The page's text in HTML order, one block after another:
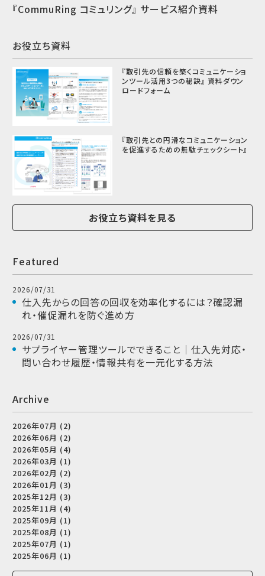
『CommuRing コミュリング』 サービス紹介資料
お役立ち資料
『取引先の信頼を築くコミュニケーショ
ンツール活用3つの秘訣』 資料ダウン
ロードフォーム
『取引先との円滑なコミュニケーション
を促進するための無駄チェックシート』
お役立ち資料を見る
Featured
2026/07/31
仕入先からの回答の回収を効率化するには？確認漏
れ・催促漏れを防ぐ進め方
2026/07/31
サプライヤー管理ツールでできること｜仕入先対応・
問い合わせ履歴・情報共有を一元化する方法
Archive
2026年07月 (2)
2026年06月 (2)
2026年05月 (4)
2026年03月 (1)
2026年02月 (2)
2026年01月 (3)
2025年12月 (3)
2025年11月 (4)
2025年09月 (1)
2025年08月 (1)
2025年07月 (1)
2025年06月 (1)